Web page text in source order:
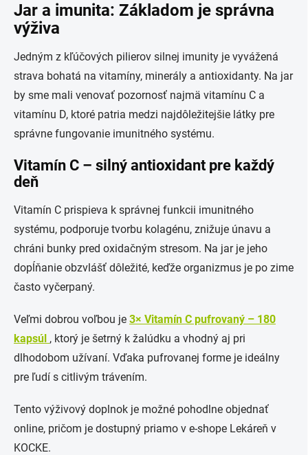
Jar a imunita: Základom je správna
výživa
Jedným z kľúčových pilierov silnej imunity je vyvážená
strava bohatá na vitamíny, minerály a antioxidanty. Na jar
by sme mali venovať pozornosť najmä vitamínu C a
vitamínu D, ktoré patria medzi najdôležitejšie látky pre
správne fungovanie imunitného systému.
Vitamín C – silný antioxidant pre každý
deň
Vitamín C prispieva k správnej funkcii imunitného
systému, podporuje tvorbu kolagénu, znižuje únavu a
chráni bunky pred oxidačným stresom. Na jar je jeho
dopĺňanie obzvlášť dôležité, keďže organizmus je po zime
často vyčerpaný.
Veľmi dobrou voľbou je 3× Vitamín C pufrovaný – 180
kapsúl , ktorý je šetrný k žalúdku a vhodný aj pri
dlhodobom užívaní. Vďaka pufrovanej forme je ideálny
pre ľudí s citlivým trávením.
Tento výživový doplnok je možné pohodlne objednať
online, pričom je dostupný priamo v e-shope Lekáreň v
KOCKE.